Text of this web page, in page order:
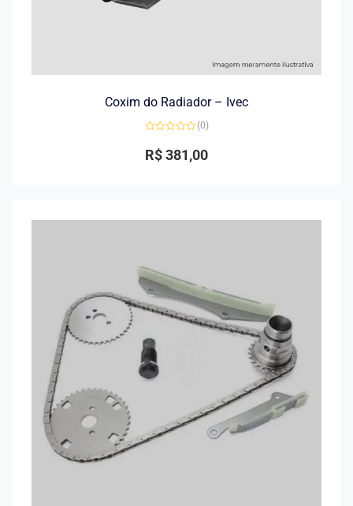
Coxim do Radiador – Ivec
0
de
(0)
R$381,00